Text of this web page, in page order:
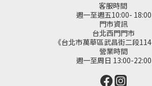
客服時間
週一至週五10:00- 18:00
門市資訊
台北西門門市
《台北市萬華區武昌街二段
營業時間
週一至周日 13:00-22:00